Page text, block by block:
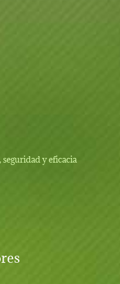
y eficacia